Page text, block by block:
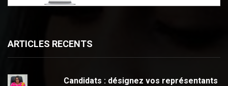
ARTICLES RECENTS
Candidats : désignez vos représentants